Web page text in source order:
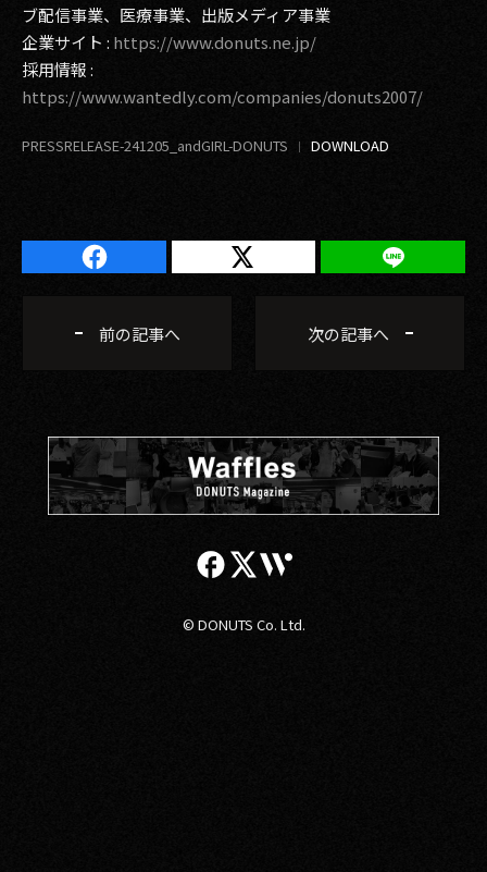
ブ配信事業、医療事業、出版メディア事業
企業サイト : https://www.donuts.ne.jp/
採用情報 :
https://www.wantedly.com/companies/donuts2007/
PRESSRELEASE-241205_andGIRL-DONUTS
前の記事へ 次の記事へ
© DONUTS Co. Ltd.